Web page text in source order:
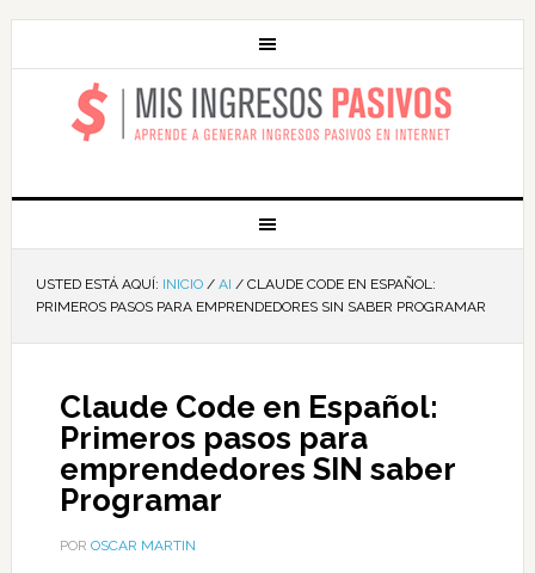
MIS INGRESOS
PASIVOS
USTED ESTÁ AQUÍ: INICIO / AI /CLAUDE CODE EN ESPAÑOL:
PRIMEROS PASOS PARA EMPRENDEDORES SIN SABER PROGRAMAR
Claude Code en Español:
Primeros pasos para
emprendedores SIN saber
Programar
POR OSCAR MARTIN